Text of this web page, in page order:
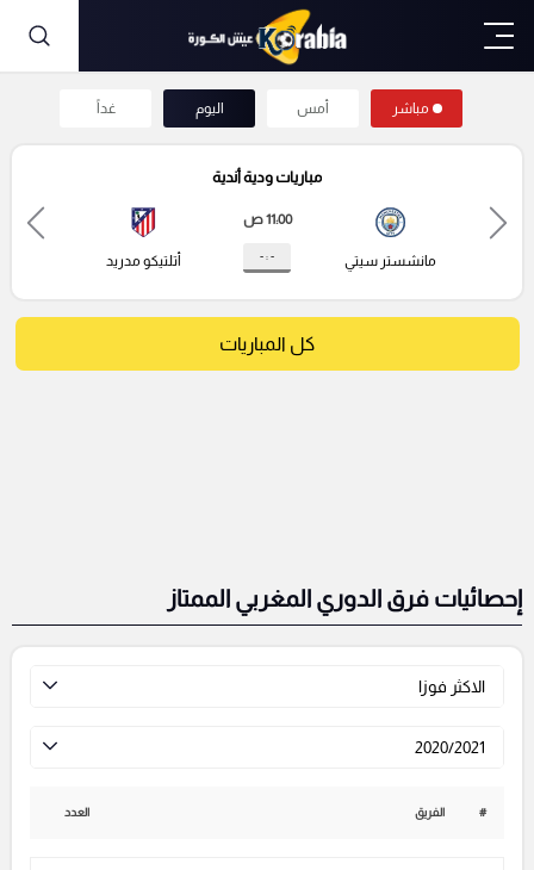
مباشر أمس اليوم غداً
مباريات ودية أندية
مانشستر سيتي
11:00 ص
- : - أتلتيكو مدريد
كل المباريات
إحصائيات فرق الدوري المغربي الممتاز
الاكثر فوزا
2020/2021
# الفريق العدد